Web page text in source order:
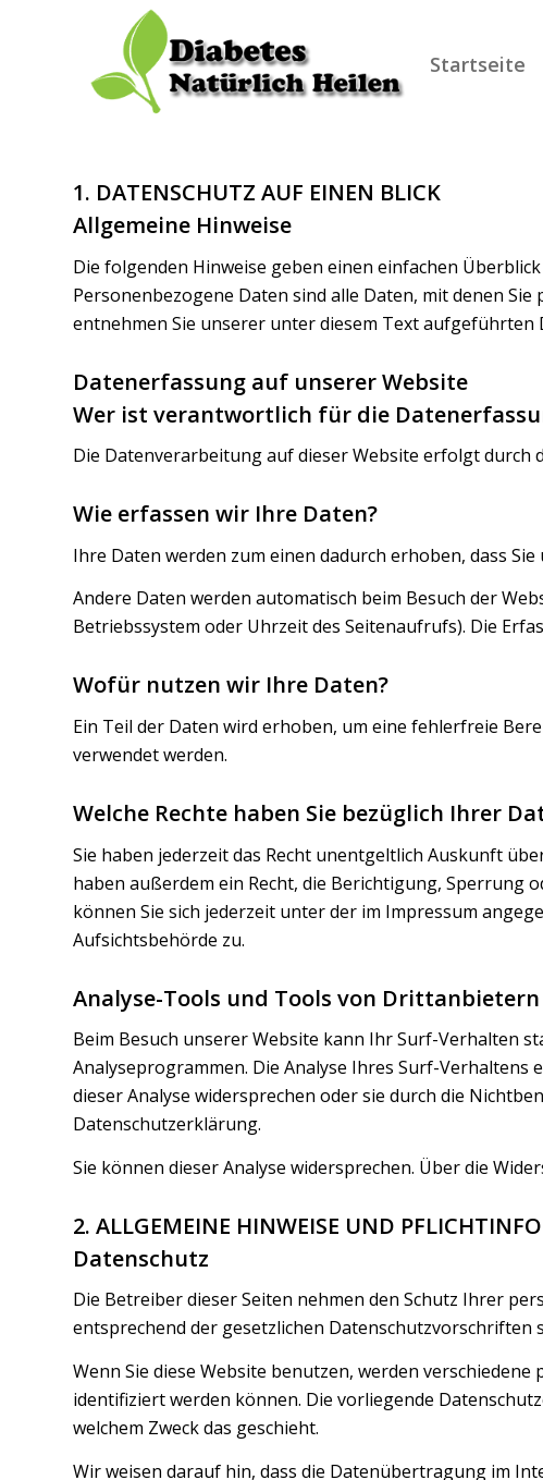
Startseite
1. DATENSCHUTZ AUF EINEN BLICK
Allgemeine Hinweise
Die folgenden Hinweise geben einen einfachen
Personenbezogene Daten sind alle Daten, mit denen
entnehmen Sie unserer unter diesem Text aufgeführten
Datenerfassung auf unserer Website
Wer ist verantwortlich für die
Die Datenverarbeitung auf dieser Website erfolgt durch
Wie erfassen wir Ihre Daten?
Ihre Daten werden zum einen dadurch erhoben, dass
Andere Daten werden automatisch beim Besuch der
Betriebssystem oder Uhrzeit des Seitenaufrufs). Die
Wofür nutzen wir Ihre Daten?
Ein Teil der Daten wird erhoben, um eine fehlerfreie
verwendet werden.
Welche Rechte haben Sie bezüglich Ihrer
Sie haben jederzeit das Recht unentgeltlich Auskunft
haben außerdem ein Recht, die Berichtigung, Sperrung
können Sie sich jederzeit unter der im Impressum
Aufsichtsbehörde zu.
Analyse-Tools und Tools von Drittanbietern
Beim Besuch unserer Website kann Ihr Surf-Verhalten
Analyseprogrammen. Die Analyse Ihres Surf-
dieser Analyse widersprechen oder sie durch die
Datenschutzerklärung.
Sie können dieser Analyse widersprechen. Über die
2. ALLGEMEINE HINWEISE UND
Datenschutz
Die Betreiber dieser Seiten nehmen den Schutz Ihrer
entsprechend der gesetzlichen Datenschutzvorschriften
Wenn Sie diese Website benutzen, werden
identifiziert werden können. Die vorliegende
welchem Zweck das geschieht.
Wir weisen darauf hin, dass die Datenübertragung im